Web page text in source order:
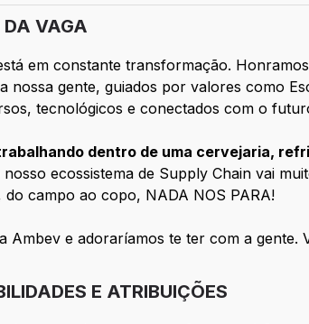
DA VAGA
em constante transformação.
nossa gente, guiados por valores como
tecnológicos e conectados com o
dentro de uma cervejaria,
ecossistema de Supply Chain vai
do campo ao copo, NADA NOS PARA!
Ambev e adoraríamos te ter com a gente.
E ATRIBUIÇÕES